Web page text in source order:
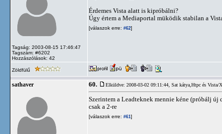
Tagság: 2003-08-15 17:46:47
Tagszám: #6202
Hozzászólások: 42
Érdemes Vista alatt is kipróbálni?
Úgy értem a Mediaportal müködik stabilan a
[válaszok erre: #62]
Zöldfülű
sathaver 60. Elküldve: 2008-03-02 09:11:44, Sat kátya,Htpc és Vista/
Szerintem a Leadteknek mennie kéne (próbálj új
csak a 2-re
[válaszok erre: #61]